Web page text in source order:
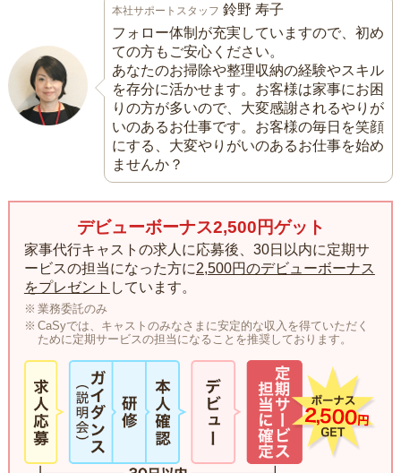
本社サポートスタッフ 鈴野 寿子
フォロー体制が充実していますので、初め
ての方もご安心ください。
あなたのお掃除や整理収納の経験やスキル
を存分に活かせます。お客様は家事にお困
りの方が多いので、大変感謝されるやりが
いのあるお仕事です。お客様の毎日を笑顔
にする、大変やりがいのあるお仕事を始め
ませんか？
デビューボーナス2,500円ゲット
家事代行キャストの求人に応募後、30日以内に定期サ
ービスの担当になった方に2,500円のデビューボーナス
をプレゼント しています。
業務委託のみ
CaSyでは、キャストのみなさまに安定的な収入を得ていただく
ために定期サービスの担当になることを推奨しております。